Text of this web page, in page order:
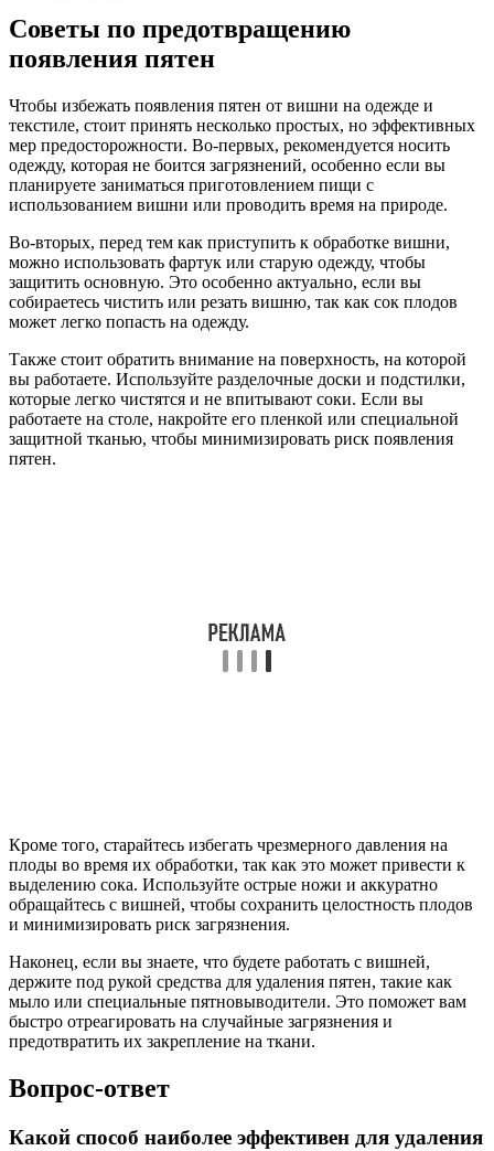
Советы по предотвращению
появления пятен
Чтобы избежать появления пятен от вишни на одежде и
текстиле, стоит принять несколько простых, но эффективных
мер предосторожности. Во-первых, рекомендуется носить
одежду, которая не боится загрязнений, особенно если вы
планируете заниматься приготовлением пищи с
использованием вишни или проводить время на природе.
Во-вторых, перед тем как приступить к обработке вишни,
можно использовать фартук или старую одежду, чтобы
защитить основную. Это особенно актуально, если вы
собираетесь чистить или резать вишню, так как сок плодов
может легко попасть на одежду.
Также стоит обратить внимание на поверхность, на которой
вы работаете. Используйте разделочные доски и подстилки,
которые легко чистятся и не впитывают соки. Если вы
работаете на столе, накройте его пленкой или специальной
защитной тканью, чтобы минимизировать риск появления
пятен.
Кроме того, старайтесь избегать чрезмерного давления на
плоды во время их обработки, так как это может привести к
выделению сока. Используйте острые ножи и аккуратно
обращайтесь с вишней, чтобы сохранить целостность плодов
и минимизировать риск загрязнения.
Наконец, если вы знаете, что будете работать с вишней,
держите под рукой средства для удаления пятен, такие как
мыло или специальные пятновыводители. Это поможет вам
быстро отреагировать на случайные загрязнения и
предотвратить их закрепление на ткани.
Вопрос-ответ
Какой способ наиболее эффективен для удаления